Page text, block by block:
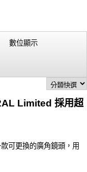
數位顯示
Limited 採用超
可更換的廣角鏡頭，用